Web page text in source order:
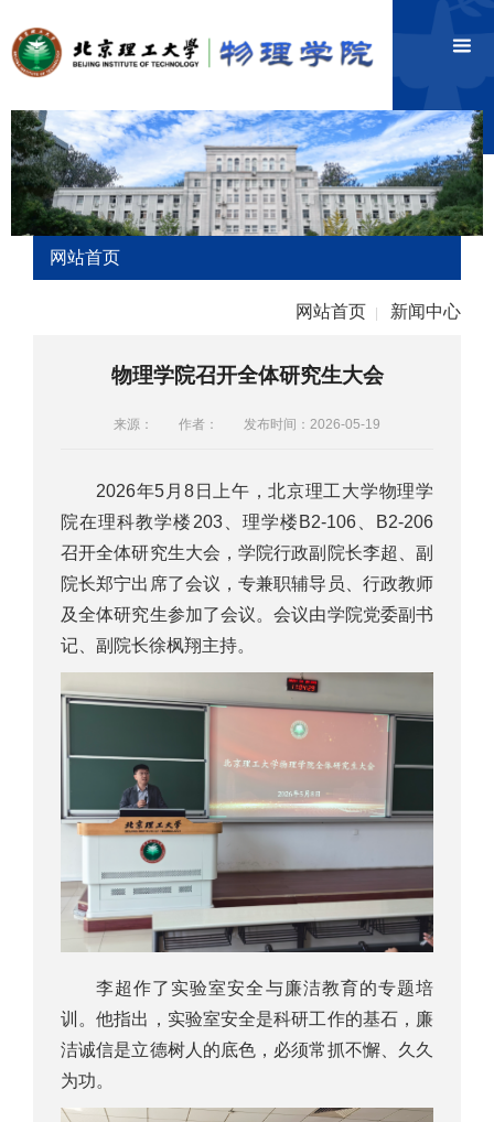
网站首页
网站首页 新闻中心
物理学院召开全体研究生大会
来源： 作者： 发布时间：2026-05-19
2026年5月8日上午，北京理工大学物理学
院在理科教学楼203、理学楼B2-106、B2-206
召开全体研究生大会，学院行政副院长李超、副
院长郑宁出席了会议，专兼职辅导员、行政教师
及全体研究生参加了会议。会议由学院党委副书
记、副院长徐枫翔主持。
李超作了实验室安全与廉洁教育的专题培
训。他指出，实验室安全是科研工作的基石，廉
洁诚信是立德树人的底色，必须常抓不懈、久久
为功。